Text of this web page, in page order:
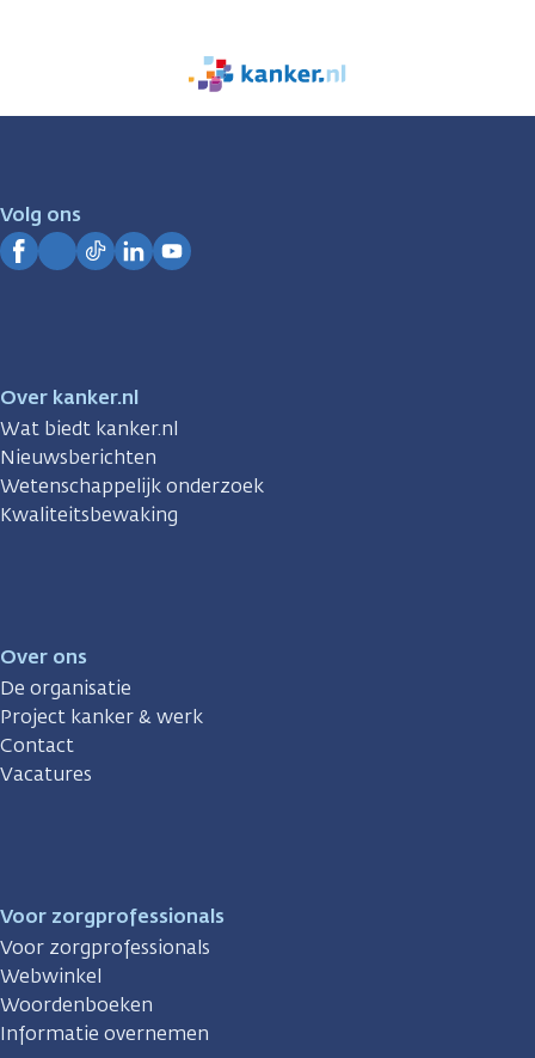
We
zijn
Volg ons
Over kanker.nl
Wat biedt kanker.nl
Nieuwsberichten
Wetenschappelijk onderzoek
Kwaliteitsbewaking
Over ons
De organisatie
Project kanker & werk
Contact
Vacatures
Voor zorgprofessionals
Voor zorgprofessionals
Webwinkel
Woordenboeken
Informatie overnemen